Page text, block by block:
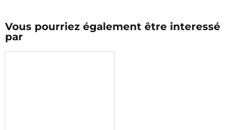
Vous pourriez également être interessé
par